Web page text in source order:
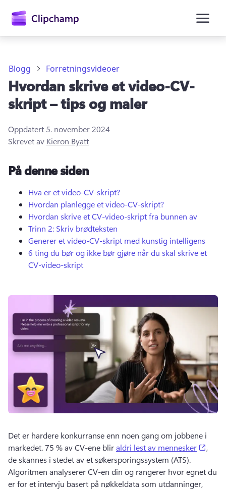
Prøv gratis
Blogg Forretningsvideoer
Hvordan skrive et video-CV-
skript – tips og maler
Oppdatert 5. november 2024
Skrevet av Kieron Byatt
På denne siden
Hva er et video-CV-skript?
Hvordan planlegge et video-CV-skript?
Hvordan skrive et CV-video-skript fra bunnen av
Trinn 2: Skriv brødteksten
Generer et video-CV-skript med kunstig intelligens
6 ting du bør og ikke bør gjøre når du skal skrive et
CV-video-skript
Det er hardere konkurranse enn noen gang om jobbene i
markedet. 75 % av CV-ene blir aldri lest av mennesker
,
Algoritmen analyserer CV-en din og rangerer hvor egnet du
er for et intervju basert på nøkkeldata som utdanninger,